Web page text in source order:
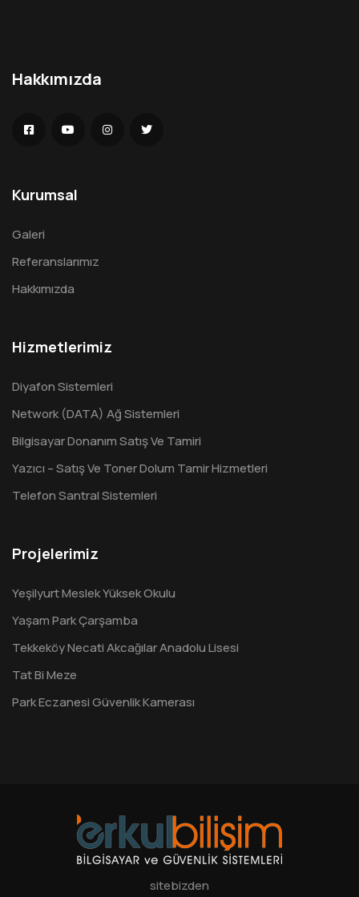
Hakkımızda
Kurumsal
Galeri
Referanslarımız
Hakkımızda
Hizmetlerimiz
Diyafon Sistemleri
Network (DATA) Ağ Sistemleri
Bilgisayar Donanım Satış Ve Tamiri
Yazıcı – Satış Ve Toner Dolum Tamir Hizmetleri
Telefon Santral Sistemleri
Projelerimiz
Yeşilyurt Meslek Yüksek Okulu
Yaşam Park Çarşamba
Tekkeköy Necati Akcağılar Anadolu Lisesi
Tat Bi Meze
Park Eczanesi Güvenlik Kamerası
sitebizden